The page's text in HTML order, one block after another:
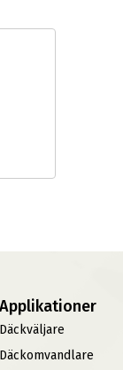
Applikationer
Däckväljare
Däckomvandlare